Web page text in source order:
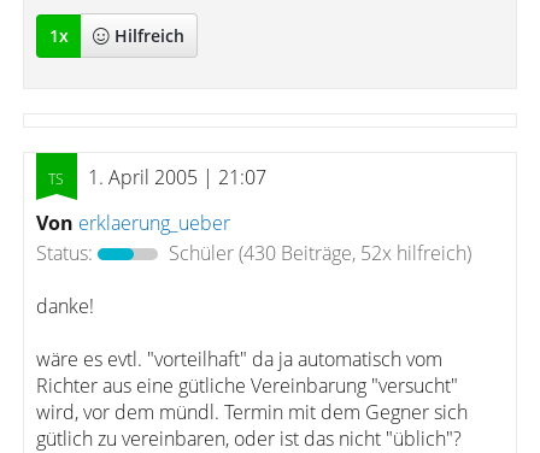
1x Hilfreich
1. April 2005 | 21:07
Von erklaerung_ueber
Status:
Schüler(430 Beiträge, 52x hilfreich)
danke!
wäre es evtl. "vorteilhaft" da ja automatisch vom
Richter aus eine gütliche Vereinbarung "versucht"
wird, vor dem mündl. Termin mit dem Gegner sich
gütlich zu vereinbaren, oder ist das nicht "üblich"?